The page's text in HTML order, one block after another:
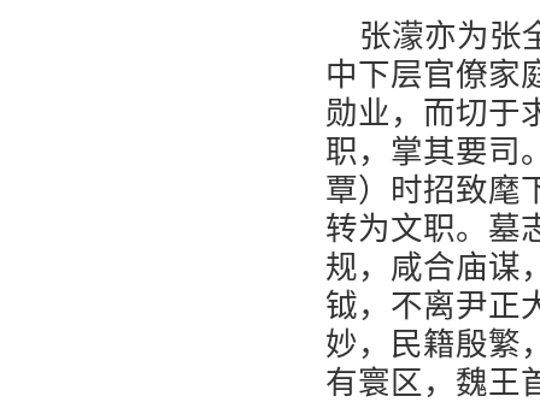
张濛亦为张
中下层官僚家
勋业，而切于
职，掌其要司
覃）时招致麾
转为文职。墓
规，咸合庙谋
钺，不离尹正
妙，民籍殷繁
有寰区，魏王